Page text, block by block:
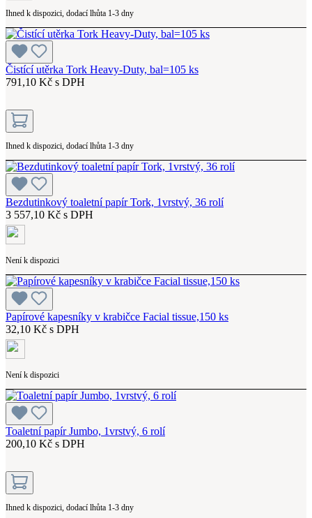
Ihned k dispozici, dodací lhůta 1-3 dny
Čistící utěrka Tork Heavy-Duty, bal=105 ks
791,10 Kč s DPH
Ihned k dispozici, dodací lhůta 1-3 dny
Bezdutinkový toaletní papír Tork, 1vrstvý, 36 rolí
3 557,10 Kč s DPH
Není k dispozici
Papírové kapesníky v krabičce Facial tissue,150 ks
32,10 Kč s DPH
Není k dispozici
Toaletní papír Jumbo, 1vrstvý, 6 rolí
200,10 Kč s DPH
Ihned k dispozici, dodací lhůta 1-3 dny